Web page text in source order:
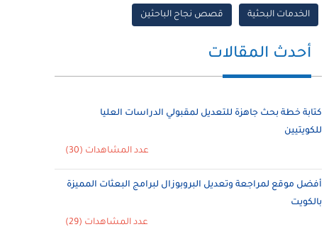
الخدمات البحثية قصص نجاح الباحثين
أحدث المقالات
كتابة خطة بحث جاهزة للتعديل لمقبولي الدراسات العليا
للكويتيين
عدد المشاهدات (30)
أفضل موقع لمراجعة وتعديل البروبوزال لبرامج البعثات المميزة
بالكويت
عدد المشاهدات (29)